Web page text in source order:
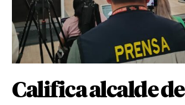
Califica alcalde de